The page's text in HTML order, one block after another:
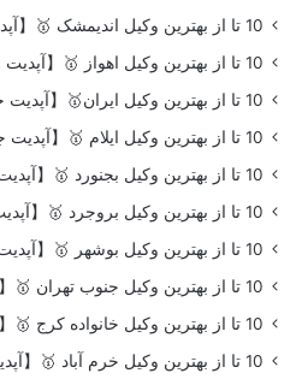
10 تا از بهترین وکیل اندیمشک 🥇【آپدیت جدید】
10 تا از بهترین وکیل اهواز 🥇【آپدیت جدید】⚖️
10 تا از بهترین وکیل ایران🥇【آپدیت جدید】
10 تا از بهترین وکیل ایلام 🥇【آپدیت جدید】
10 تا از بهترین وکیل بجنورد 🥇【آپدیت جدید】
10 تا از بهترین وکیل بروجرد 🥇【آپدیت جدید】
10 تا از بهترین وکیل بوشهر 🥇【آپدیت جدید】
10 تا از بهترین وکیل جنوب تهران 🥇【آپدیت جدید】
10 تا از بهترین وکیل خانواده کرج 🥇【آپدیت جدید】⚖️
10 تا از بهترین وکیل خرم آباد 🥇【آپدیت جدید】